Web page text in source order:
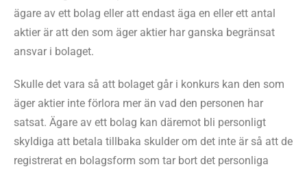
ägare av ett bolag eller att endast äga en eller ett antal
aktier är att den som äger aktier har ganska begränsat
ansvar i bolaget.
Skulle det vara så att bolaget går i konkurs kan den som
äger aktier inte förlora mer än vad den personen har
satsat. Ägare av ett bolag kan däremot bli personligt
skyldiga att betala tillbaka skulder om det inte är så att de
registrerat en bolagsform som tar bort det personliga